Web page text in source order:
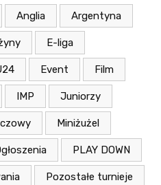
Anglia Argentyna
E-liga
Event Film
IMP Juniorzy
Miniżużel
PLAY DOWN
Pozostałe turnieje